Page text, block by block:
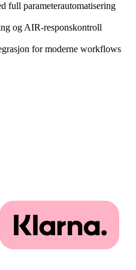
full parameterautomatisering
og AIR-responskontroll
for moderne workflows